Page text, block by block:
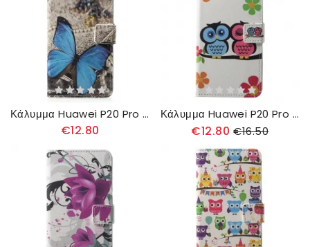
Κάλυμμα Huawei P20 Pro Μπλε Πεταλούδα
€12.80
Κάλυμμα Huawei P20 Pro Ζευγάρι Κουκουβάγιες
€12.80 €16.50